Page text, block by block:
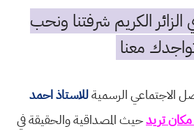
الكريم شرفتنا ونحب
معنا
الاجتماعي الرسميةللاستاذ احمد
مكان تريدحيث المصداقية والحقيقة في